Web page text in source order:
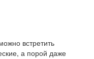
встретить
а порой даже